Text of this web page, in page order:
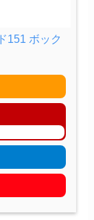
151 ボック